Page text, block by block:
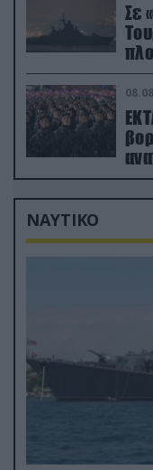
Σε
ΝΑΥΤΙΚΟ